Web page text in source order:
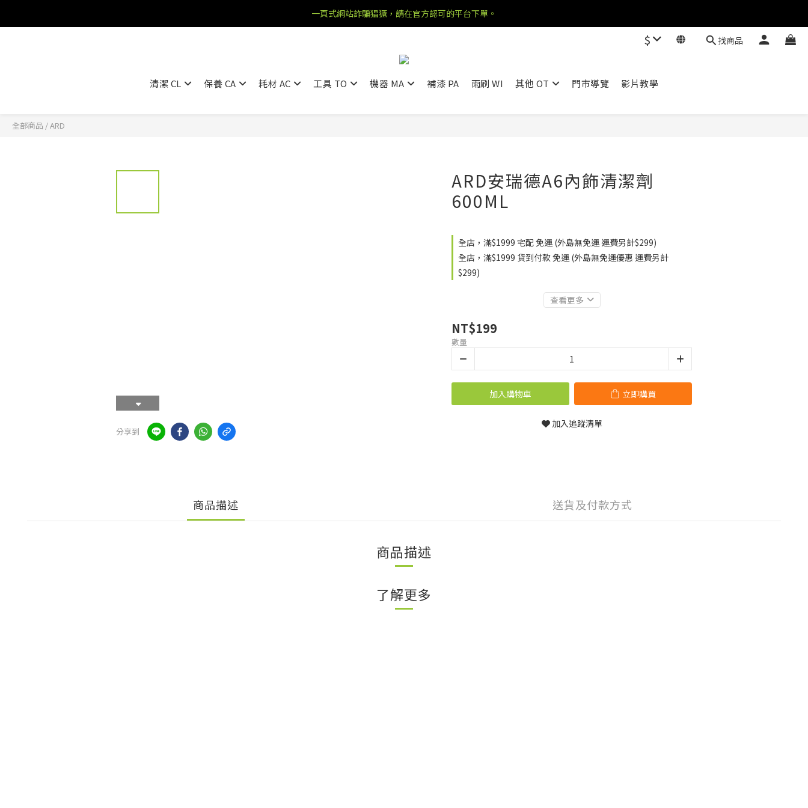
一頁式網站詐騙猖獗，請在官方認可的平台下單。
$ 找商品
清潔 CL 保養 CA 耗材 AC 工具 TO 機器 MA 補漆 PA 雨刷 WI 其他 OT 門市導覽 影片教學
全部商品 /ARD
分享到
ARD安瑞德A6內飾清潔劑
600ML
全店，滿$1999 宅配 免運 (外島無免運 運費另計$299)
全店，滿$1999 貨到付款 免運 (外島無免運優惠 運費另計
$299)
查看更多
NT$199
數量
加入購物車 立即購買
加入追蹤清單
商品描述 送貨及付款方式
商品描述
了解更多